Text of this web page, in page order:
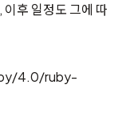
후 일정도 그에 따
4.0/ruby-